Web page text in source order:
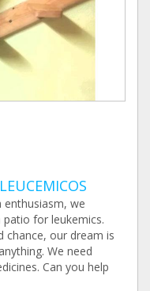
enthusiasm, we
for leukemics.
chance, our dream is
We need
Can you help